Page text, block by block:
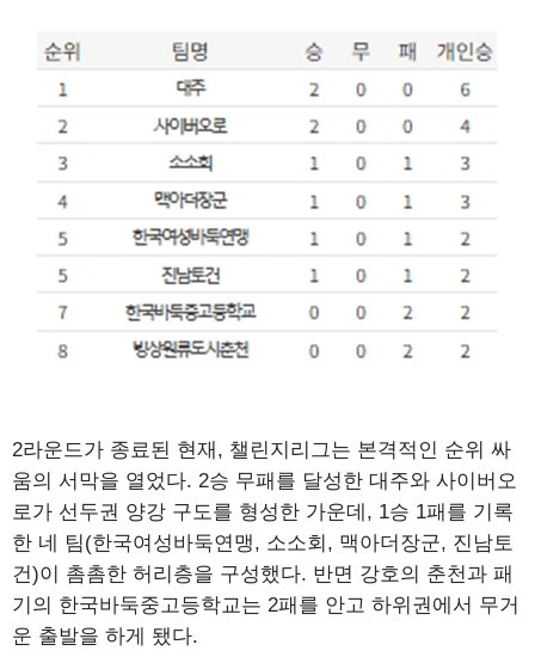
2라운드가 종료된 현재, 챌린지리그는 본격적인 순위 싸
움의 서막을 열었다. 2승 무패를 달성한 대주와 사이버오
로가 선두권 양강 구도를 형성한 가운데, 1승 1패를 기록
한 네 팀(한국여성바둑연맹, 소소회, 맥아더장군, 진남토
건)이 촘촘한 허리층을 구성했다. 반면 강호의 춘천과 패
기의 한국바둑중고등학교는 2패를 안고 하위권에서 무거
운 출발을 하게 됐다.